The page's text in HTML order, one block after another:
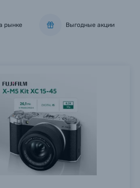
рынке Выгодные акции